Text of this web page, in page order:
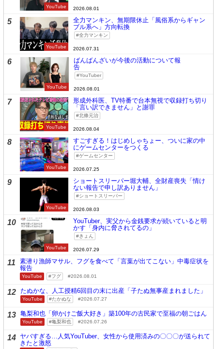
YouTube 2026.08.01
5
YouTube
全力マンキン、無期限休止「風俗系からギャン
ブル系へ」方向転換
全力マンキン
2026.07.31
6
YouTube
ばんばんざいが今後の活動について報
告
YouTuber
2026.08.01
7
YouTube
形成外科医、TV特番で台本無視で収録打ち切り
「言い訳できません」と謝罪
北條元治
2026.08.04
8
YouTube
すごすぎる！はじめしゃちょー、ついに家の中
にゲームセンターをつくる
ゲームセンター
2026.07.25
9
YouTube
ショートスリーパー堀大輔、全財産喪失「情け
ない報告で申し訳ありません」
ショートスリーパー
2026.08.03
10
YouTube
YouTuber、実父から金銭要求が続いていると明
かす「身内に脅されてるの」
きょん
2026.07.29
11
素潜り漁師マサル、フグを食べて「言葉が出てこない」中毒症状を
報告
YouTube フグ 2026.08.01
12 たぬかな、人工授精6回目の末に出産「子たぬ無事産まれました」
YouTube たかぬな 2026.07.27
13 亀梨和也「卵かけご飯大好き」築100年の古民家で至福の朝ごはん
YouTube 亀梨和也 2026.07.26
14 ヤバすぎる…人気YouTuber、女性から使用済みの〇〇〇が送られて
きたと激怒